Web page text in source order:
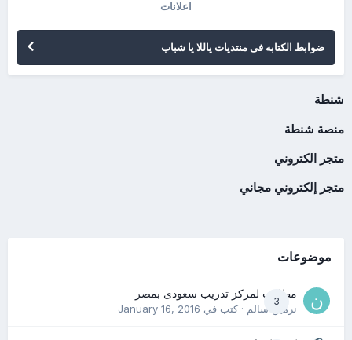
اعلانات
ضوابط الكتابه فى منتديات ياللا يا شباب
شنطة
منصة شنطة
متجر الكتروني
متجر إلكتروني مجاني
موضوعات
3
مطلوب لمركز تدريب سعودى بمصر
نرمين سالم· كتب في January 16, 2016